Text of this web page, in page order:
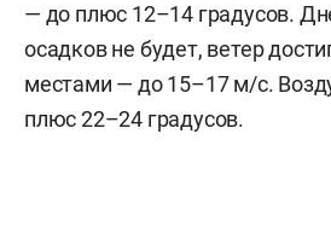
— до плюс 12–14 градусов.
осадков не будет, ветер
местами — до 15–17 м/с.
плюс 22–24 градусов.